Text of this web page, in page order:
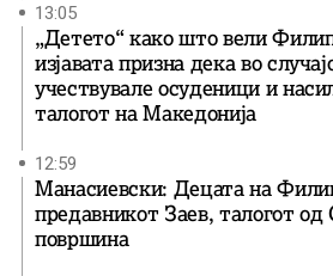
13:05
„Детето“ како што вели
изјавата призна дека во
учествувале осуденици и
талогот на Македонија
12:59
Манасиевски: Децата на
предавникот Заев, талогот
површина